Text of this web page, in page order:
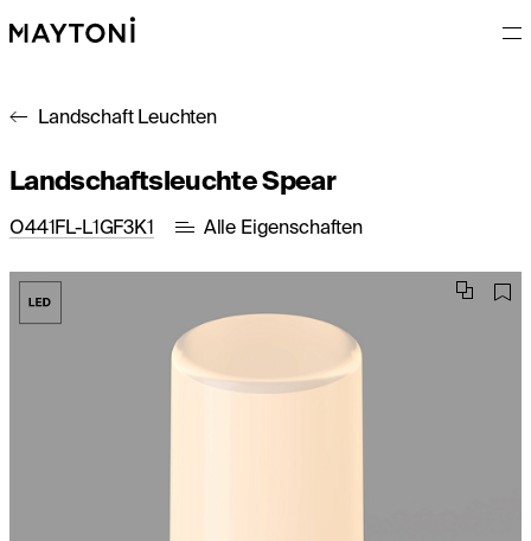
Landschaft Leuchten
Landschaftsleuchte Spear
O441FL-L1GF3K1 Alle Eigenschaften